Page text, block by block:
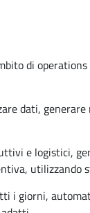
di
dati,
e logistici,
utilizzando
i giorni,